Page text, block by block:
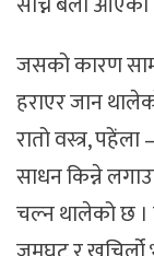
जसको कारण
हराएर जान
रातो वस्त्र,
साधन किन्ने
चल्न थालेको छ ।